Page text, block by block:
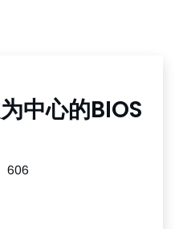
中心的BIOS
606